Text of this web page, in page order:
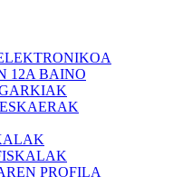
12A BAINO
PROFILA